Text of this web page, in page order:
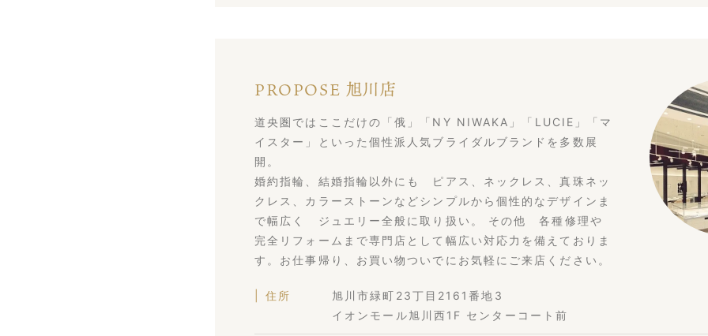
PROPOSE 旭川店
道央圏ではここだけの「俄」「NY NIWAKA」「LUCIE」「マ
イスター」といった個性派人気ブライダルブランドを多数展
開。
婚約指輪、結婚指輪以外にも ピアス、ネックレス、真珠ネッ
クレス、カラーストーンなどシンプルから個性的なデザインま
で幅広く ジュエリー全般に取り扱い。 その他 各種修理や
完全リフォームまで専門店として幅広い対応力を備えておりま
す。お仕事帰り、お買い物ついでにお気軽にご来店ください。
住所
旭川市緑町23丁目2161番地3
イオンモール旭川西1F センターコート前